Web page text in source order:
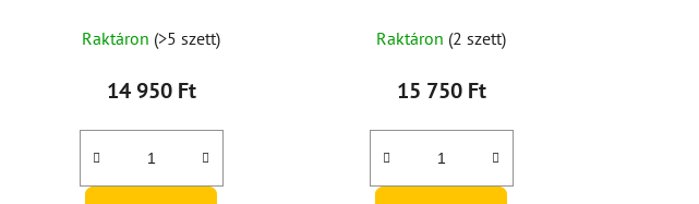
Raktáron (>5 szett)
14 950 Ft
termék
átlagos
5-
ből
Raktáron (2 szett)
15 750 Ft